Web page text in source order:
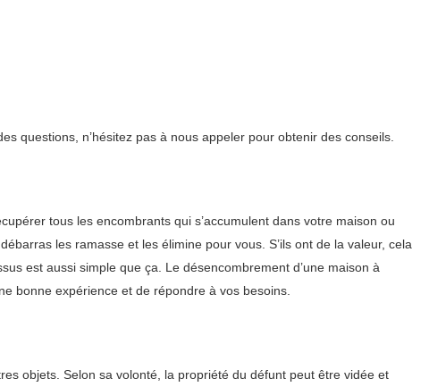
questions, n’hésitez pas à nous appeler pour obtenir des conseils.
tous les encombrants qui s’accumulent dans votre maison ou
les ramasse et les élimine pour vous. S’ils ont de la valeur, cela
est aussi simple que ça. Le désencombrement d’une maison à
bonne expérience et de répondre à vos besoins.
objets. Selon sa volonté, la propriété du défunt peut être vidée et